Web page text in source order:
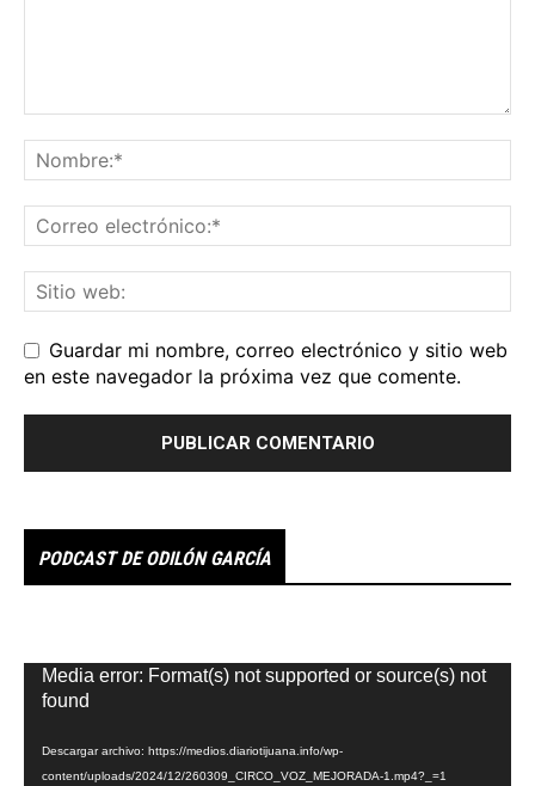
Guardar mi nombre, correo electrónico y sitio web
en este navegador la próxima vez que comente.
PODCAST DE ODILÓN GARCÍA
Reproductor
de
Media error: Format(s) not supported or source(s) not
found
Descargar archivo: https://medios.diariotijuana.info/wp-
content/uploads/2024/12/260309_CIRCO_VOZ_MEJORADA-1.mp4?_=1